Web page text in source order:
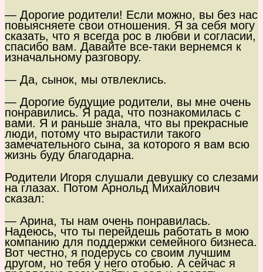
— Дорогие родители! Если можно, вы без нас
повыясняете свои отношения. Я за себя могу
сказать, что я всегда рос в любви и согласии,
спасибо вам. Давайте все-таки вернемся к
изначальному разговору.
— Да, сынок, мы отвлеклись.
— Дорогие будущие родители, вы мне очень
понравились. Я рада, что познакомилась с
вами. Я и раньше знала, что вы прекрасные
люди, потому что вырастили такого
замечательного сына, за которого я вам всю
жизнь буду благодарна.
Родители Игоря слушали девушку со слезами
на глазах. Потом Арнольд Михайлович
сказал:
— Арина, ты нам очень понравилась.
Надеюсь, что ты перейдешь работать в мою
компанию для поддержки семейного бизнеса.
Вот честно, я подерусь со своим лучшим
другом, но тебя у него отобью. А сейчас я